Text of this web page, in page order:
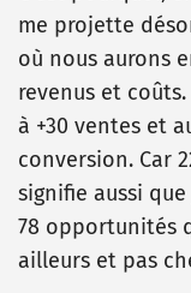
me projette
où nous aurons
revenus et
à +30 ventes et
conversion. Car
signifie aussi que
78 opportunités
ailleurs et pas